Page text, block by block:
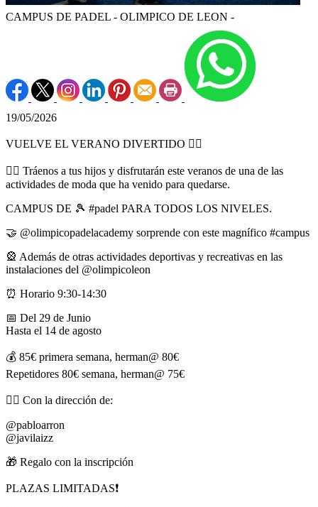
CAMPUS DE PADEL - OLIMPICO DE LEON -
19/05/2026
VUELVE EL VERANO DIVERTIDO 👇🏻
👉🏻 Tráenos a tus hijos y disfrutarán este veranos de una de las
actividades de moda que ha venido para quedarse.
CAMPUS DE 🎾 #padel PARA TODOS LOS NIVELES.
🤝 @olimpicopadelacademy sorprende con este magnífico #campus
🎡 Además de otras actividades deportivas y recreativas en las
instalaciones del @olimpicoleon
⏰ Horario 9:30-14:30
📅 Del 29 de Junio
Hasta el 14 de agosto
💰 85€ primera semana, herman@ 80€
Repetidores 80€ semana, herman@ 75€
👉🏻 Con la dirección de:
@pabloarron
@javilaizz
🎁 Regalo con la inscripción
PLAZAS LIMITADAS❗️